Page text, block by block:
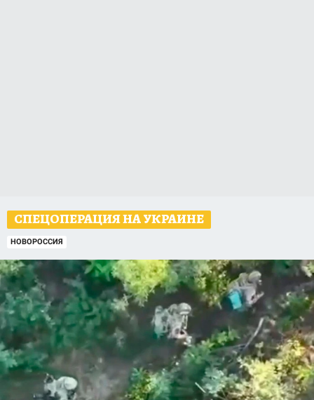
СПЕЦОПЕРАЦИЯ НА УКРАИНЕ
НОВОРОССИЯ